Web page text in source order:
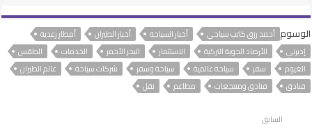
الوسوم أحمد رزق كاتب سياحي أخبار السياحة أخبار الطيران
أمطار رعدية
إديرني
الأرصاد الجوية التركية الاستثمار البحر الأحمر الخدمات
الطقس
الغيوم
سفر سياحة عالمية سياحة وسفر شركات سياحة
عالم الطيران
فنادق
فنادق ومنتجعات مطاعم نقل
السابق